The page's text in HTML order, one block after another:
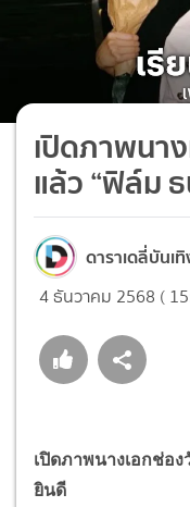
เปิดภาพนา
แล้ว “ฟิล์ม
ดาราเดลี่บันเ
4 ธันวาคม 2568 (
เปิดภาพนางเอกช่อ
ยินดี